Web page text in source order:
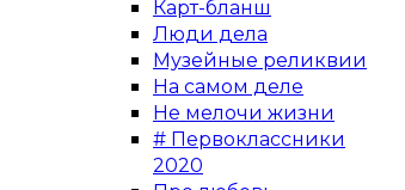
Карт-бланш
Люди дела
Музейные реликвии
На самом деле
Не мелочи жизни
# Первоклассники
2020